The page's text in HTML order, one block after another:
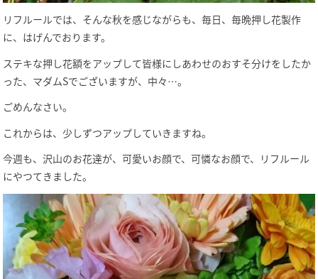
リフルールでは、そんな秋を感じながらも、毎日、毎晩押し花製作
に、はげんでおります。
ステキな押し花額をアップして皆様にしあわせのおすそ分けをしたか
った、マダムSでございますが、中々…。
ごめんなさい。
これからは、少しずつアップしていきますね。
今週も、沢山のお花達が、可愛いお顔で、可憐なお顔で、リフルール
にやつてきました。